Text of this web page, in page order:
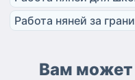
Работа няней за
Вам